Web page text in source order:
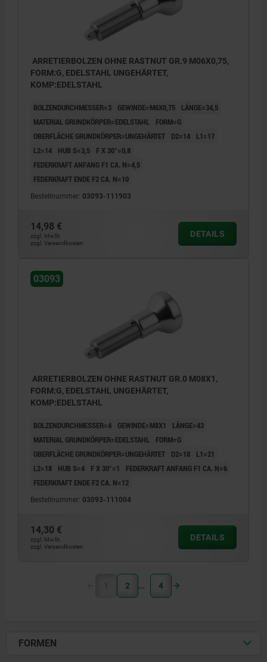
ARRETIERBOLZEN OHNE RASTNUT GR.9 M06X0,75,
FORM:G, EDELSTAHL UNGEHÄRTET,
KOMP:EDELSTAHL
BOLZENDURCHMESSER=3 GEWINDE=M6X0,75
LÄNGE=34,5
MATERIAL GRUNDKÖRPER=EDELSTAHL
FORM=G
OBERFLÄCHE GRUNDKÖRPER=UNGEHÄRTET
D2=14
L1=17
L2=14
HUB S=3,5
F X 30°=0,8
FEDERKRAFT ANFANG F1 CA. N=4,5
FEDERKRAFT ENDE F2 CA. N=10
Bestellnummer: 03093-111903
14,98 €
zzgl. MwSt.
zzgl. Versandkosten
DETAILS
03093
ARRETIERBOLZEN OHNE RASTNUT GR.0 M08X1,
FORM:G, EDELSTAHL UNGEHÄRTET,
KOMP:EDELSTAHL
BOLZENDURCHMESSER=4 GEWINDE=M8X1
LÄNGE=43
MATERIAL GRUNDKÖRPER=EDELSTAHL
FORM=G
OBERFLÄCHE GRUNDKÖRPER=UNGEHÄRTET
D2=18
L1=21
L2=18
HUB S=4 F X 30°=1
FEDERKRAFT ANFANG F1 CA. N=6
FEDERKRAFT ENDE F2 CA. N=12
Bestellnummer: 03093-111004
14,30 €
zzgl. MwSt.
zzgl. Versandkosten
DETAILS
1 2 4
FORMEN